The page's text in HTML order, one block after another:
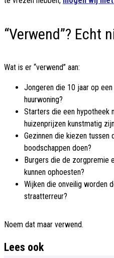
“Verwend”? Echt
Wat is er “verwend” aan:
Jongeren die 10 jaar op
huurwoning?
Starters die een hypotheek
huizenprijzen kunstmatig
Gezinnen die kiezen
boodschappen doen?
Burgers die de zorgpremie
kunnen ophoesten?
Wijken die onveilig worden
straatterreur?
Noem dat maar verwend.
Lees ook